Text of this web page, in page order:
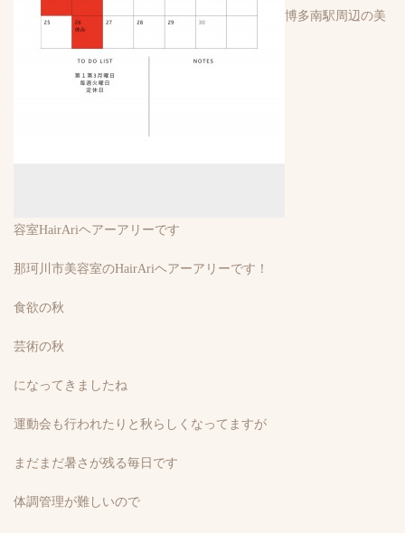
博多南駅周辺の美
容室HairAriヘアーアリーです
那珂川市美容室のHairAriヘアーアリーです！
食欲の秋
芸術の秋
になってきましたね
運動会も行われたりと秋らしくなってますが
まだまだ暑さが残る毎日です
体調管理が難しいので